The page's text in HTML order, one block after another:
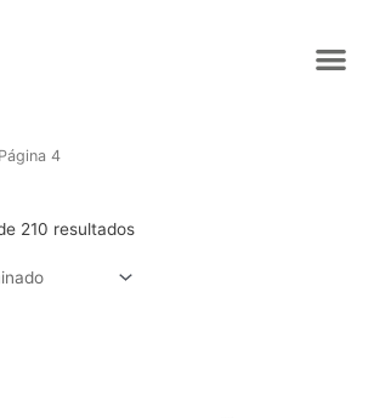
4
210 resultados